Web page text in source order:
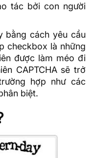
tác bởi con người
bằng cách yêu cầu
checkbox là những
được làm méo đi
CAPTCHA sẽ trở
hợp như các
biệt.